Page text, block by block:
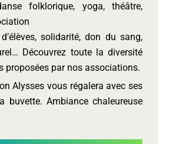
folklorique, yoga, théâtre,
solidarité, don du sang,
Découvrez toute la diversité
proposées par nos associations.
Alysses vous régalera avec ses
buvette. Ambiance chaleureuse